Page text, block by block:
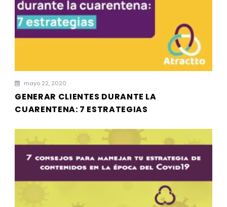
mayo 22, 2020
GENERAR CLIENTES DURANTE LA
CUARENTENA: 7 ESTRATEGIAS